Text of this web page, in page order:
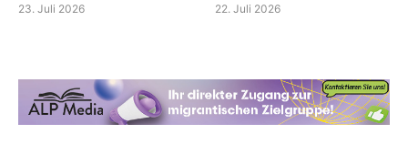
23. Juli 2026 22. Juli 2026